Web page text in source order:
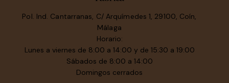
Pol. Ind. Cantarranas, C/ Arquímedes 1, 29100, Coín,
Málaga
Horario:
Lunes a viernes de 8:00 a 14:00 y de 15:30 a 19:00
Sábados de 8:00 a 14:00
Domingos cerrados